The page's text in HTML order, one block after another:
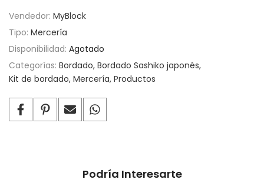
Vendedor: MyBlock
Tipo: Mercería
Disponibilidad: Agotado
Categorías: Bordado Bordado Sashiko japonés
Kit de bordado Mercería Productos
Podría Interesarte